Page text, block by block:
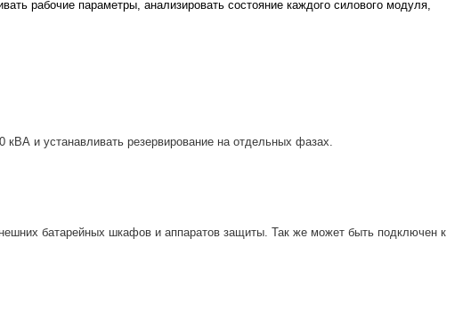
рабочие параметры, анализировать состояние каждого силового модуля,
и устанавливать резервирование на отдельных фазах.
батарейных шкафов и аппаратов защиты. Так же может быть подключен к